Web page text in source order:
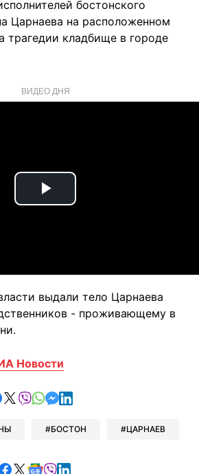
бостонского
Царнаева на расположенном
трагедии кладбище в городе
ВИДЕО ДНЯ
Play
выдали тело Царнаева
- проживающему в
Новости
в Telegram
поделиться в Facebook
поделиться в X
отправить в Viber
отправить в Whatsapp
отправить в Messenger
отправить в LinkedIn
БОСТОН ЦАРНАЕВ
в Telegram
Читайте в Facebook
Читайте в X
Читайте в Google news
Читайте в Viber
Читайте в LinkedIn